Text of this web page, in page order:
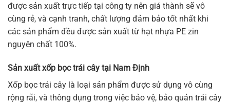
được sản xuất trực tiếp tại công ty nên giá thành sẽ vô
cùng rẻ, và cạnh tranh, chất lượng đảm bảo tốt nhất khi
các sản phẩm đều được sản xuất từ hạt nhựa PE zin
nguyên chất 100%.
Sản xuất xốp bọc trái cây tại Nam Định
Xốp bọc trái cây là loại sản phẩm được sử dụng vô cùng
rộng rãi, và thông dụng trong việc bảo vệ, bảo quản trái cây